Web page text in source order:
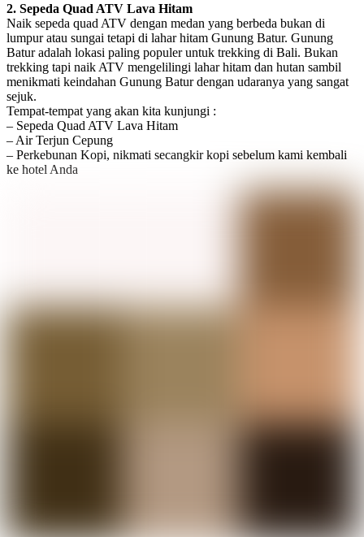
2. Sepeda Quad ATV Lava Hitam
Naik sepeda quad ATV dengan medan yang berbeda bukan di
lumpur atau sungai tetapi di lahar hitam Gunung Batur. Gunung
Batur adalah lokasi paling populer untuk trekking di Bali. Bukan
trekking tapi naik ATV mengelilingi lahar hitam dan hutan sambil
menikmati keindahan Gunung Batur dengan udaranya yang sangat
sejuk.
Tempat-tempat yang akan kita kunjungi :
– Sepeda Quad ATV Lava Hitam
– Air Terjun Cepung
– Perkebunan Kopi, nikmati secangkir kopi sebelum kami kembali
ke hotel Anda